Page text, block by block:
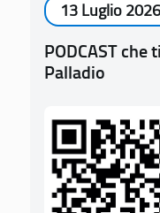
13 Luglio 2026
PODCAST che
Palladio